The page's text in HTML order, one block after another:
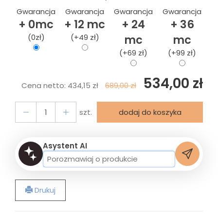
Gwarancja
+ 0mc
(0zł)
Gwarancja
+ 12 mc
(+49 zł)
Gwarancja
+ 24
mc
(+69 zł)
Gwarancja
+ 36
mc
(+99 zł)
Cena netto: 434,15 zł 689,00 zł 534,00 zł
szt. dodaj do koszyka
Asystent AI
Drukuj